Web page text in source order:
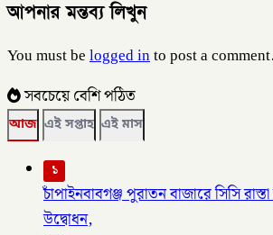
আপনার মন্তব্য লিখুন
You must belogged into post a comment.
সবচেয়ে বেশি পঠিত
আজ এই সপ্তাহ এই মাস
১
চাঁপাইনবাবগঞ্জ পুরাতন বাজারে সিসি
উদ্বোধন,